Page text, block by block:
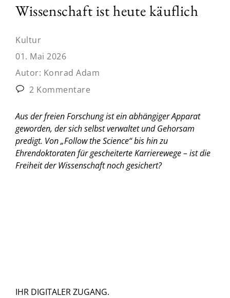
Wissenschaft ist heute käuflich
Kultur
01. Mai 2026
Autor: Konrad Adam
2 Kommentare
Aus der freien Forschung ist ein abhängiger Apparat
geworden, der sich selbst verwaltet und Gehorsam
predigt. Von „Follow the Science“ bis hin zu
Ehrendoktoraten für gescheiterte Karrierewege – ist die
Freiheit der Wissenschaft noch gesichert?
IHR DIGITALER ZUGANG.